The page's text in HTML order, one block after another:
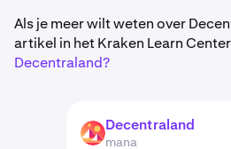
Als je meer wilt weten over
artikel in het Kraken Learn
Decentraland?
MANA Decentraland
mana